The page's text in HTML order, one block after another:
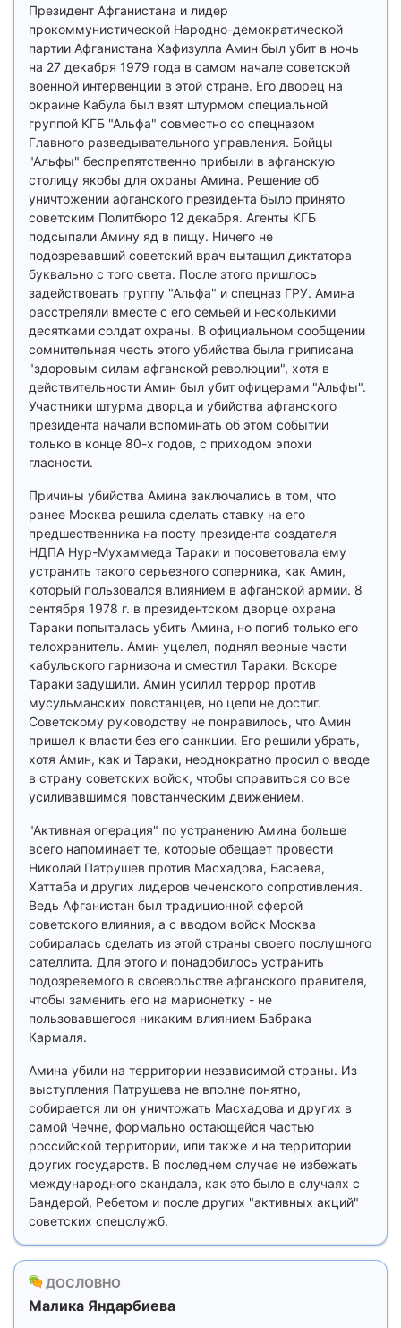
Президент Афганистана и лидер
прокоммунистической Народно-демократической
партии Афганистана Хафизулла Амин был убит в ночь
на 27 декабря 1979 года в самом начале советской
военной интервенции в этой стране. Его дворец на
окраине Кабула был взят штурмом специальной
группой КГБ "Альфа" совместно со спецназом
Главного разведывательного управления. Бойцы
"Альфы" беспрепятственно прибыли в афганскую
столицу якобы для охраны Амина. Решение об
уничтожении афганского президента было принято
советским Политбюро 12 декабря. Агенты КГБ
подсыпали Амину яд в пищу. Ничего не
подозревавший советский врач вытащил диктатора
буквально с того света. После этого пришлось
задействовать группу "Альфа" и спецназ ГРУ. Амина
расстреляли вместе с его семьей и несколькими
десятками солдат охраны. В официальном сообщении
сомнительная честь этого убийства была приписана
"здоровым силам афганской революции", хотя в
действительности Амин был убит офицерами "Альфы".
Участники штурма дворца и убийства афганского
президента начали вспоминать об этом событии
только в конце 80-х годов, с приходом эпохи
гласности.
Причины убийства Амина заключались в том, что
ранее Москва решила сделать ставку на его
предшественника на посту президента создателя
НДПА Нур-Мухаммеда Тараки и посоветовала ему
устранить такого серьезного соперника, как Амин,
который пользовался влиянием в афганской армии. 8
сентября 1978 г. в президентском дворце охрана
Тараки попыталась убить Амина, но погиб только его
телохранитель. Амин уцелел, поднял верные части
кабульского гарнизона и сместил Тараки. Вскоре
Тараки задушили. Амин усилил террор против
мусульманских повстанцев, но цели не достиг.
Советскому руководству не понравилось, что Амин
пришел к власти без его санкции. Его решили убрать,
хотя Амин, как и Тараки, неоднократно просил о вводе
в страну советских войск, чтобы справиться со все
усиливавшимся повстанческим движением.
"Активная операция" по устранению Амина больше
всего напоминает те, которые обещает провести
Николай Патрушев против Масхадова, Басаева,
Хаттаба и других лидеров чеченского сопротивления.
Ведь Афганистан был традиционной сферой
советского влияния, а с вводом войск Москва
собиралась сделать из этой страны своего послушного
сателлита. Для этого и понадобилось устранить
подозревемого в своевольстве афганского правителя,
чтобы заменить его на марионетку - не
пользовавшегося никаким влиянием Бабрака
Кармаля.
Амина убили на территории независимой страны. Из
выступления Патрушева не вполне понятно,
собирается ли он уничтожать Масхадова и других в
самой Чечне, формально остающейся частью
российской территории, или также и на территории
других государств. В последнем случае не избежать
международного скандала, как это было в случаях с
Бандерой, Ребетом и после других "активных акций"
советских спецслужб.
ДОСЛОВНО
Малика Яндарбиева